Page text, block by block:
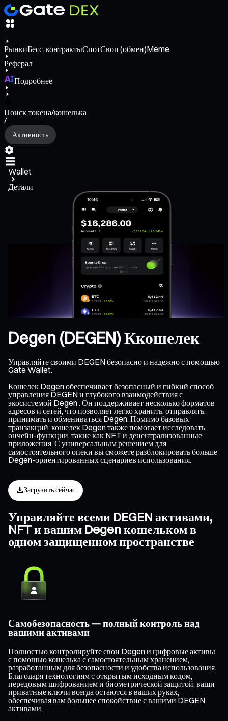
РынкиБесс. контрактыСпотСвоп (обмен)Meme
Реферал
Подробнее
Поиск токена/кошелька
/
Активность
Wallet
Детали
Degen (DEGEN) Ккошелек
Управляйте своими DEGEN безопасно и надежно с помощью
Gate Wallet.
Кошелек Degen обеспечивает безопасный и гибкий способ
управления DEGEN и глубокого взаимодействия с
экосистемой Degen . Он поддерживает несколько форматов
адресов и сетей, что позволяет легко хранить, отправлять,
принимать и обмениваться Degen. Помимо базовых
транзакций, кошелек Degen также помогает исследовать
ончейн-функции, такие как NFT и децентрализованные
приложения. С универсальным решением для
самостоятельного опеки вы сможете разблокировать больше
Degen-ориентированных сценариев использования.
Загрузить сейчас
Управляйте всеми DEGEN активами,
NFT и вашим Degen кошельком в
одном защищенном пространстве
Самобезопасность — полный контроль над
вашими активами
Полностью контролируйте свои Degen и цифровые активы
с помощью кошелька с самостоятельным хранением,
разработанным для безопасности и удобства использования.
Благодаря технологиям с открытым исходным кодом,
передовым шифрованием и биометрической защитой, ваши
приватные ключи всегда остаются в ваших руках,
обеспечивая вам большее спокойствие с вашими DEGEN
активами.